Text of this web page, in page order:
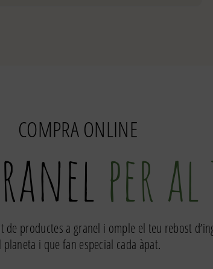
COMPRA ONLINE
per
de productes a granel i omple el teu rebost
i que fan especial cada àpat.